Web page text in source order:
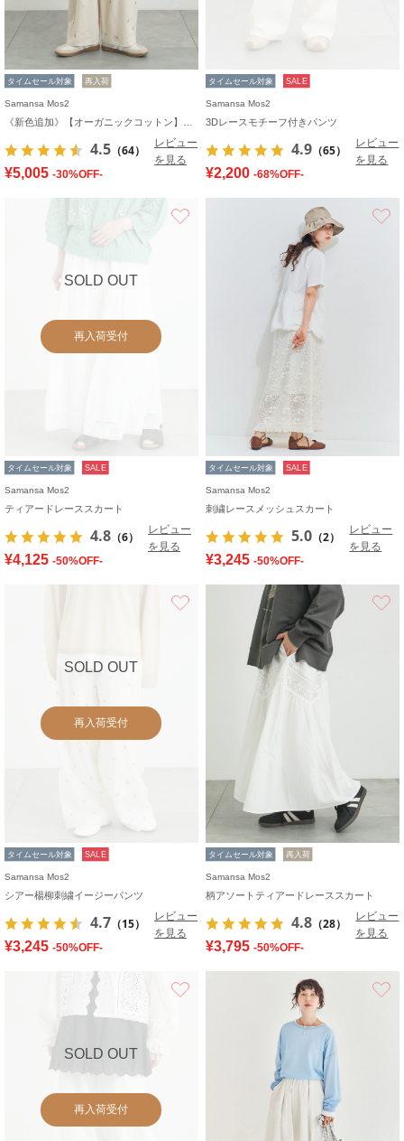
タイムセール対象 再入荷
Samansa Mos2
4.5 （64）
レビュー
を見る
¥5,005 -30%OFF-
タイムセール対象 SALE
Samansa Mos2
3Dレースモチーフ付きパンツ
4.9 （65）
レビュー
を見る
¥2,200 -68%OFF-
SOLD OUT
再入荷受付
タイムセール対象 SALE
Samansa Mos2
ティアードレーススカート
4.8 （6）
レビュー
を見る
¥4,125 -50%OFF-
タイムセール対象 SALE
Samansa Mos2
刺繍レースメッシュスカート
5.0 （2）
レビュー
を見る
¥3,245 -50%OFF-
SOLD OUT
再入荷受付
タイムセール対象 SALE
Samansa Mos2
シアー楊柳刺繍イージーパンツ
4.7 （15）
レビュー
を見る
¥3,245 -50%OFF-
タイムセール対象 再入荷
Samansa Mos2
柄アソートティアードレーススカート
4.8 （28）
レビュー
を見る
¥3,795 -50%OFF-
SOLD OUT
再入荷受付